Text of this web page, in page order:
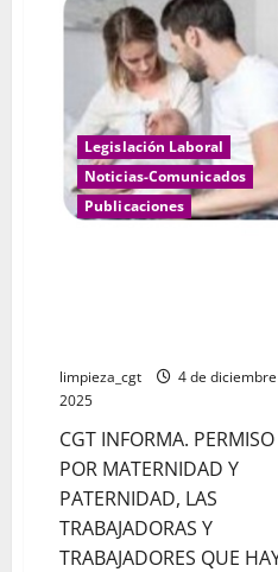
Legislación Laboral
Noticias-Comunicados
Publicaciones
limpieza_cgt
4 de
2025
CGT INFORMA. PERMISO
POR MATERNIDAD Y
PATERNIDAD, LAS
TRABAJADORAS Y
TRABAJADORES QUE